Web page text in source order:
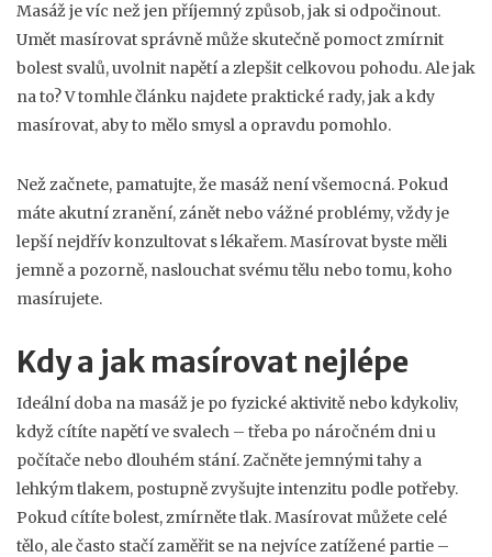
Masáž je víc než jen příjemný způsob, jak si odpočinout.
Umět masírovat správně může skutečně pomoct zmírnit
bolest svalů, uvolnit napětí a zlepšit celkovou pohodu. Ale jak
na to? V tomhle článku najdete praktické rady, jak a kdy
masírovat, aby to mělo smysl a opravdu pomohlo.
Než začnete, pamatujte, že masáž není všemocná. Pokud
máte akutní zranění, zánět nebo vážné problémy, vždy je
lepší nejdřív konzultovat s lékařem. Masírovat byste měli
jemně a pozorně, naslouchat svému tělu nebo tomu, koho
masírujete.
Kdy a jak masírovat nejlépe
Ideální doba na masáž je po fyzické aktivitě nebo kdykoliv,
když cítíte napětí ve svalech – třeba po náročném dni u
počítače nebo dlouhém stání. Začněte jemnými tahy a
lehkým tlakem, postupně zvyšujte intenzitu podle potřeby.
Pokud cítíte bolest, zmírněte tlak. Masírovat můžete celé
tělo, ale často stačí zaměřit se na nejvíce zatížené partie –